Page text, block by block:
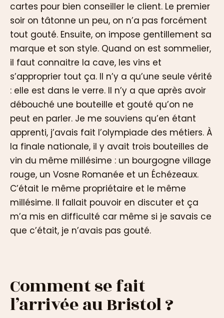
cartes pour bien conseiller le client. Le premier
soir on tâtonne un peu, on n’a pas forcément
tout gouté. Ensuite, on impose gentillement sa
marque et son style. Quand on est sommelier,
il faut connaitre la cave, les vins et
s’approprier tout ça. Il n’y a qu’une seule vérité
: elle est dans le verre. Il n’y a que après avoir
débouché une bouteille et gouté qu’on ne
peut en parler. Je me souviens qu’en étant
apprenti, j’avais fait l’olympiade des métiers. À
la finale nationale, il y avait trois bouteilles de
vin du même millésime : un bourgogne village
rouge, un Vosne Romanée et un Échézeaux.
C’était le même propriétaire et le même
millésime. Il fallait pouvoir en discuter et ça
m’a mis en difficulté car même si je savais ce
que c’était, je n’avais pas gouté.
Comment se fait
l’arrivée au Bristol ?